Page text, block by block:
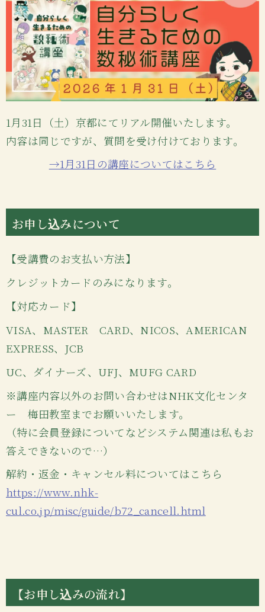
1月31日（土）京都にてリアル開催いたします。
内容は同じですが、質問を受け付けております。
→1月31日の講座についてはこちら
お申し込みについて
【受講費のお支払い方法】
クレジットカードのみになります。
【対応カード】
VISA、MASTER CARD、NICOS、AMERICAN
EXPRESS、JCB
UC、ダイナーズ、UFJ、MUFG CARD
※講座内容以外のお問い合わせはNHK文化センタ
ー 梅田教室までお願いいたします。
（特に会員登録についてなどシステム関連は私もお
答えできないので…）
解約・返金・キャンセル料についてはこちら
https://www.nhk-
cul.co.jp/misc/guide/b72_cancell.html
【お申し込みの流れ】